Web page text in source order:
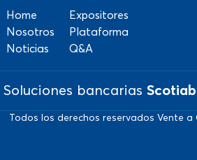
Home
Nosotros
Noticias
Expositores
Plataforma
Q&A
Soluciones bancarias
Todos los derechos reservados Vente